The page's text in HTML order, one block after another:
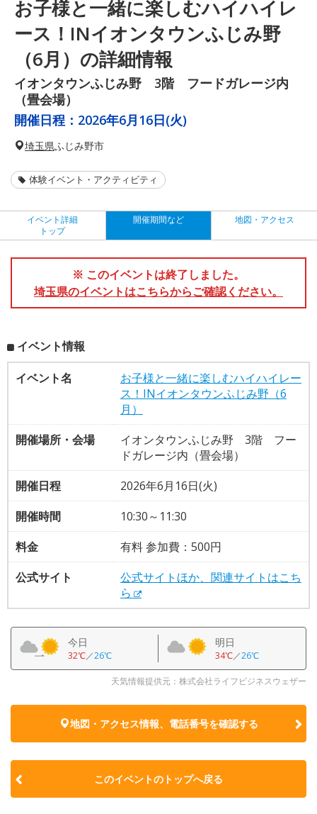
お子様と一緒に楽しむハイハイレ
ース！INイオンタウンふじみ野
（6月）の詳細情報
イオンタウンふじみ野 3階 フードガレージ内
（畳会場）
開催日程： 2026年6月16日(火)
埼玉県ふじみ野市
体験イベント・アクティビティ
イベント詳細
トップ
開催期間など 地図・アクセス
※ このイベントは終了しました。
埼玉県のイベントはこちらからご確認ください。
イベント情報
イベント名
お子様と一緒に楽しむハイハイレー
ス！INイオンタウンふじみ野（6
月）
開催場所・会場
イオンタウンふじみ野 3階 フー
ドガレージ内（畳会場）
開催日程
2026年6月16日(火)
開催時間
10:30～11:30
料金
有料 参加費：500円
公式サイト
公式サイトほか、関連サイトはこち
ら
今日
32℃／26℃
明日
34℃／26℃
天気情報提供元：株式会社ライフビジネスウェザー
地図・アクセス情報、電話番号を確認する
このイベントのトップへ戻る